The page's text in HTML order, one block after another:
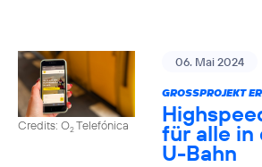
Credits: O2Telefónica
06. Mai 2024
GROSSPROJEKT
für alle in
U-Bahn